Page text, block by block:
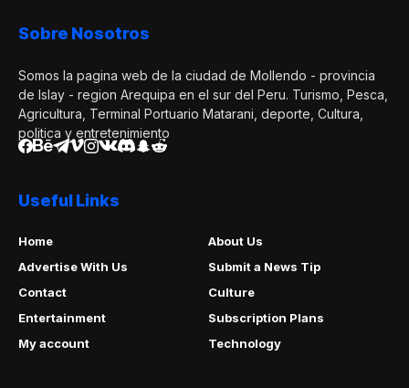
Sobre Nosotros
Somos la pagina web de la ciudad de Mollendo - provincia
de Islay - region Arequipa en el sur del Peru. Turismo, Pesca,
Agricultura, Terminal Portuario Matarani, deporte, Cultura,
politica y entretenimiento
Useful Links
Home
About Us
Advertise With Us
Submit a News Tip
Contact
Culture
Entertainment
Subscription Plans
My account
Technology